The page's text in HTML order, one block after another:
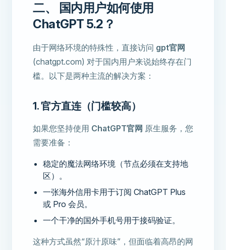
二、 国内用户如何使用
ChatGPT 5.2？
由于网络环境的特殊性，直接访问 gpt官网
(chatgpt.com) 对于国内用户来说始终存在门
槛。以下是两种主流的解决方案：
1. 官方直连（门槛较高）
如果您坚持使用 ChatGPT官网 原生服务，您
需要准备：
稳定的魔法网络环境（节点必须在支持地
区）。
一张海外信用卡用于订阅 ChatGPT Plus
或 Pro 会员。
一个干净的国外手机号用于接码验证。
这种方式虽然“原汁原味”，但面临着高昂的网